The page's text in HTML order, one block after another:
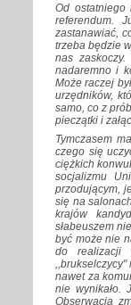
Od ostatniego
referendum.
zastanawiać,
trzeba będzie
nas
nadaremno i
Może raczej
urzędników,
samo, co z
pieczątki i
Tymczasem
czego się
ciężkich
socjalizmu
przodującym,
się na
krajów
słabeuszem
być może nie
do realizacji
nawet za
nie wynikało.
Obserwacja